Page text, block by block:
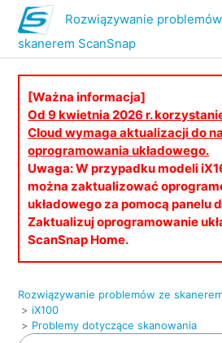
Rozwiązywanie
skanerem ScanSnap
[Ważna informacja]
Od 9 kwietnia 2026 r.
Cloud wymaga aktualizacji do
oprogramowania układowego.
Uwaga: W przypadku modeli
można zaktualizować
układowego za pomocą panelu
Zaktualizuj oprogramowanie
ScanSnap Home.
Rozwiązywanie problemów ze
iX100
Problemy dotyczące skanowania